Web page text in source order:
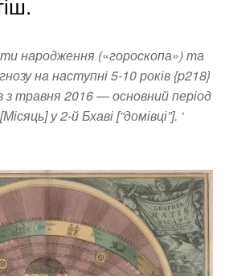
народження («гороскопа») та
на наступні 5-10 років {p218}
з травня 2016 — основний період
у 2-й Бхаві [“домівці”]. ‘